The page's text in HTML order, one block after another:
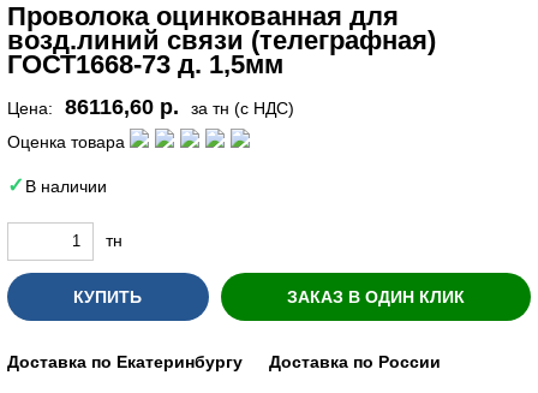
Проволока оцинкованная для
возд.линий связи (телеграфная)
ГОСТ1668-73 д. 1,5мм
Цена: 86116,60 р.
за тн (с НДС)
Оценка товара
В наличии
тн
КУПИТЬ ЗАКАЗ В ОДИН КЛИК
Доставка по Екатеринбургу Доставка по России